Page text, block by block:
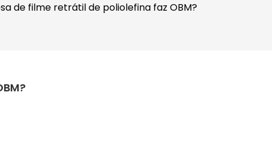
de filme retrátil de poliolefina faz OBM?